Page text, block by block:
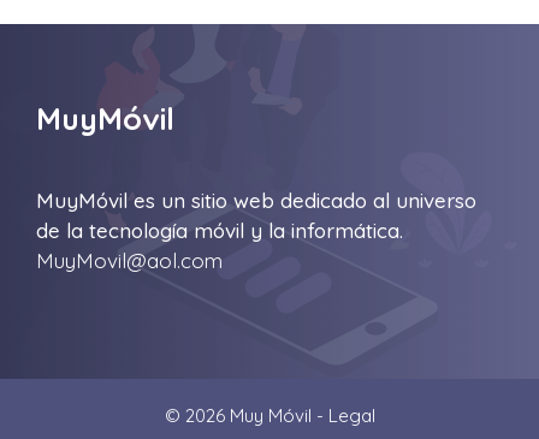
MuyMóvil
MuyMóvil es un sitio web dedicado al universo
de la tecnología móvil y la informática.
MuyMovil@aol.com
© 2026 Muy Móvil - Legal